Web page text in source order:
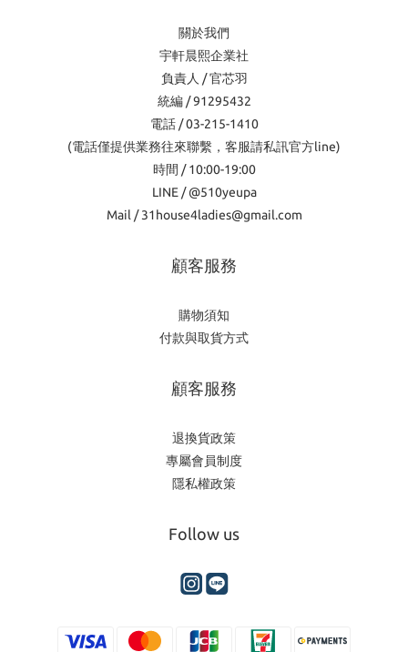
關於我們
宇軒晨熙企業社
負責人 / 官芯羽
統編 / 91295432
電話 / 03-215-1410
(電話僅提供業務往來聯繫，客服請私訊官方line)
時間 / 10:00-19:00
LINE / @510yeupa
Mail / 31house4ladies@gmail.com
顧客服務
購物須知
付款與取貨方式
顧客服務
退換貨政策
專屬會員制度
隱私權政策
Follow us